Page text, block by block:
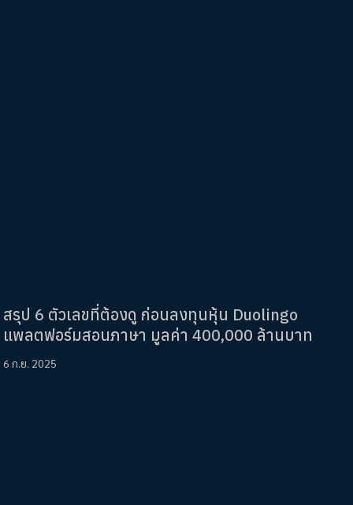
สรุป 6 ตัวเลขที่ต้องดู ก่อนลงทุนหุ้น Duolingo
แพลตฟอร์มสอนภาษา มูลค่า 400,000 ล้านบาท
6 ก.ย. 2025